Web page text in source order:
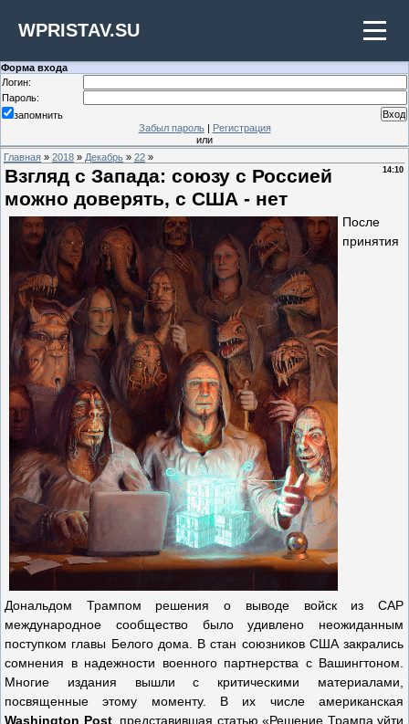
WPRISTAV.SU
Форма входа
Логин:
Пароль:
запомнить
Забыл пароль| Регистрация
или
Главная » 2018 » Декабрь » 22 »
14:10
Взгляд с Запада: союзу с Россией
можно доверять, с США - нет
После
принятия
Дональдом Трампом решения о выводе войск из САР
международное сообщество было удивлено неожиданным
поступком главы Белого дома. В стан союзников США закрались
сомнения в надежности военного партнерства с Вашингтоном.
Многие издания вышли с критическими материалами,
посвященные этому моменту. В их числе американская
Washington Post, представившая статью «Решение Трампа уйти